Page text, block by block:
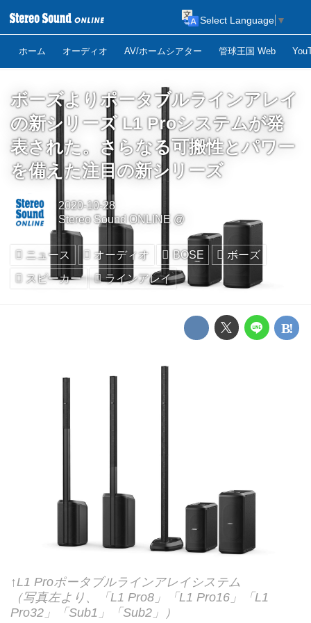
ホーム オーディオ AV/ホームシアター 管球王国 Web
Select Language ▼
ボーズよりポータブルラインアレイ
の新シリーズ L1 Proシステムが発
表された。さらなる可搬性とパワー
を備えた注目の新シリーズ
2020-10-28
Stereo Sound ONLINE @
ニュース オーディオ BOSE
ボーズ
スピーカー
ラインアレイ
↑L1 Proポータブルラインアレイシステム
（写真左より、「L1 Pro8」「L1 Pro16」「L1
Pro32」「Sub1」「Sub2」）